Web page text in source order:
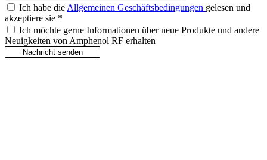
Ich habe dieAllgemeinen Geschäftsbedingungen gelesen und
akzeptiere sie *
Ich möchte gerne Informationen über neue Produkte und andere
Neuigkeiten von Amphenol RF erhalten